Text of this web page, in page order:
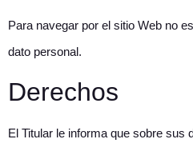
Para navegar por el sitio Web no
dato personal.
Derechos
El Titular le informa que sobre sus